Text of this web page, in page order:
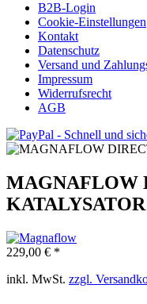
B2B-Login
Cookie-Einstellungen
Kontakt
Datenschutz
Versand und
Impressum
Widerrufsrecht
AGB
MAGNAFLOW
KATALYSATOR
229,00 € *
inkl. MwSt. zzgl.